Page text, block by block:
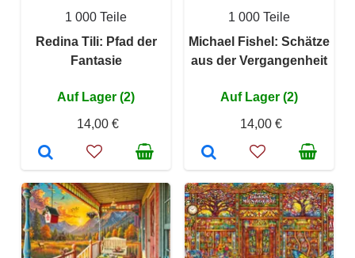
1 000 Teile
Redina Tili: Pfad der
Fantasie
Auf Lager (2)
14,00 €
1 000 Teile
Michael Fishel: Schätze
aus der Vergangenheit
Auf Lager (2)
14,00 €